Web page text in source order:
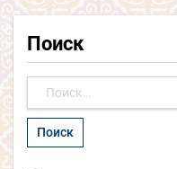
Поиск
Найти: